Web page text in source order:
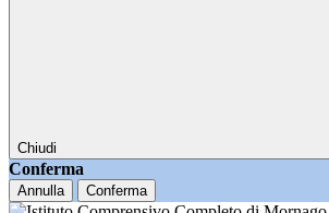
Chiudi
Conferma
Annulla Conferma